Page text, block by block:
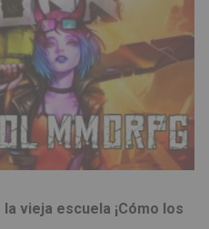
vieja escuela ¡Cómo los